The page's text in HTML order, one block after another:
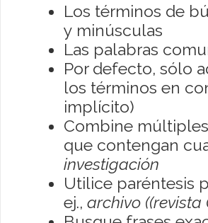
Los términos de
y minúsculas
Las palabras
Por defecto, sólo
los términos en
implícito)
Combine
que contengan
investigación
Utilice paréntesis
ej., archivo ((revista